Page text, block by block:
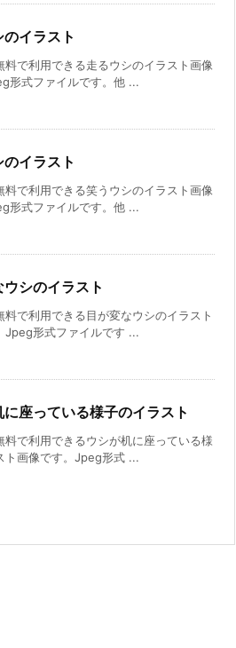
イラスト
料で利用できる走るウシのイラスト画像
形式ファイルです。他 ...
イラスト
料で利用できる笑うウシのイラスト画像
形式ファイルです。他 ...
ウシのイラスト
料で利用できる目が変なウシのイラスト
Jpeg形式ファイルです ...
に座っている様子のイラスト
料で利用できるウシが机に座っている様
ト画像です。Jpeg形式 ...